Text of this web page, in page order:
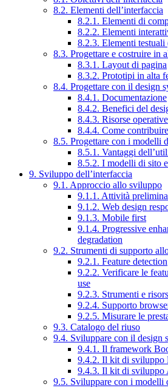
8.2. Elementi dell’interfaccia
8.2.1. Elementi di
8.2.2. Elementi
8.2.3. Elementi testuali
8.3. Progettare e costruire in
8.3.1. Layout di pagina
8.3.2. Prototipi in alta
8.4. Progettare con il design
8.4.1. Documentazione
8.4.2. Benefici del
8.4.3. Risorse operative
8.4.4. Come
8.5. Progettare con i modelli
8.5.1. Vantaggi
8.5.2. I modelli di sito
9. Sviluppo dell’interfaccia
9.1. Approccio allo sviluppo
9.1.1. Attività
9.1.2. Web design
9.1.3. Mobile first
9.1.4. Progressive
degradation
9.2. Strumenti di supporto
9.2.1. Feature detection
9.2.2. Verificare le
use
9.2.3. Strumenti e
9.2.4. Supporto
9.2.5. Misurare le
9.3. Catalogo del riuso
9.4. Sviluppare con il design
9.4.1. Il framework
9.4.2. Il kit di sviluppo
9.4.3. Il kit di sviluppo
9.5. Sviluppare con i modelli